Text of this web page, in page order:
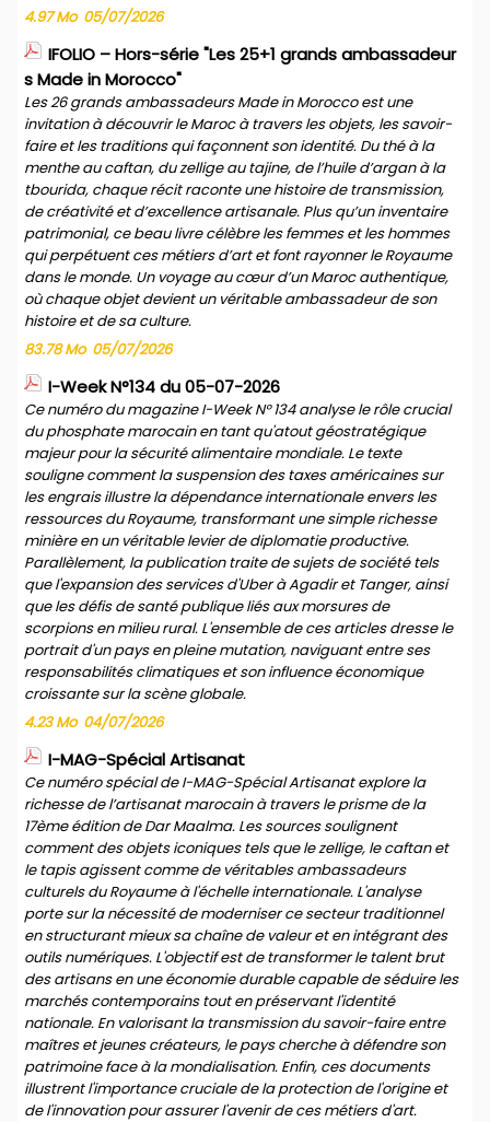
4.97 Mo 05/07/2026
IFOLIO – Hors-série "Les 25+1 grands ambassadeur
s Made in Morocco"
Les 26 grands ambassadeurs Made in Morocco est une
invitation à découvrir le Maroc à travers les objets, les savoir-
faire et les traditions qui façonnent son identité. Du thé à la
menthe au caftan, du zellige au tajine, de l’huile d’argan à la
tbourida, chaque récit raconte une histoire de transmission,
de créativité et d’excellence artisanale. Plus qu’un inventaire
patrimonial, ce beau livre célèbre les femmes et les hommes
qui perpétuent ces métiers d’art et font rayonner le Royaume
dans le monde. Un voyage au cœur d’un Maroc authentique,
où chaque objet devient un véritable ambassadeur de son
histoire et de sa culture.
83.78 Mo 05/07/2026
I-Week N°134 du 05-07-2026
Ce numéro du magazine I-Week N° 134 analyse le rôle crucial
du phosphate marocain en tant qu'atout géostratégique
majeur pour la sécurité alimentaire mondiale. Le texte
souligne comment la suspension des taxes américaines sur
les engrais illustre la dépendance internationale envers les
ressources du Royaume, transformant une simple richesse
minière en un véritable levier de diplomatie productive.
Parallèlement, la publication traite de sujets de société tels
que l'expansion des services d'Uber à Agadir et Tanger, ainsi
que les défis de santé publique liés aux morsures de
scorpions en milieu rural. L'ensemble de ces articles dresse le
portrait d'un pays en pleine mutation, naviguant entre ses
responsabilités climatiques et son influence économique
croissante sur la scène globale.
4.23 Mo 04/07/2026
I-MAG-Spécial Artisanat
Ce numéro spécial de I-MAG-Spécial Artisanat explore la
richesse de l’artisanat marocain à travers le prisme de la
17ème édition de Dar Maalma. Les sources soulignent
comment des objets iconiques tels que le zellige, le caftan et
le tapis agissent comme de véritables ambassadeurs
culturels du Royaume à l'échelle internationale. L'analyse
porte sur la nécessité de moderniser ce secteur traditionnel
en structurant mieux sa chaîne de valeur et en intégrant des
outils numériques. L'objectif est de transformer le talent brut
des artisans en une économie durable capable de séduire les
marchés contemporains tout en préservant l'identité
nationale. En valorisant la transmission du savoir-faire entre
maîtres et jeunes créateurs, le pays cherche à défendre son
patrimoine face à la mondialisation. Enfin, ces documents
illustrent l'importance cruciale de la protection de l'origine et
de l'innovation pour assurer l'avenir de ces métiers d'art.